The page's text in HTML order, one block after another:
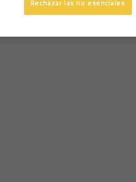
Rechazar las no esenciales